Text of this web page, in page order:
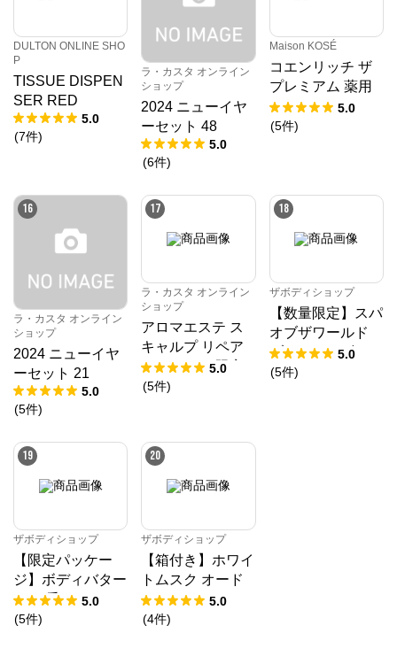
DULTON ONLINE SHO
P
TISSUE DISPEN
SER RED
5.0
(7件)
ラ・カスタ オンライン
ショップ
2024 ニューイヤ
ーセット 48
5.0
(6件)
Maison KOSÉ
コエンリッチ ザ
プレミアム 薬用
リンクルホワイト
ハンドクリーム
5.0
(5件)
16
ラ・カスタ オンライン
ショップ
2024 ニューイヤ
ーセット 21
5.0
(5件)
17
ラ・カスタ オンライン
ショップ
アロマエステ ス
キャルプ リペア
エッセンス 限定
セット
5.0
(5件)
18
ザボディショップ
【数量限定】スパ
オブザワールド
ブリスフルギフト
DX
5.0
(5件)
19
ザボディショップ
【限定パッケー
ジ】ボディバター
ST（香り：スト
ロベリー）
5.0
(5件)
20
ザボディショップ
【箱付き】ホワイ
トムスク オード
トワレ
5.0
(4件)